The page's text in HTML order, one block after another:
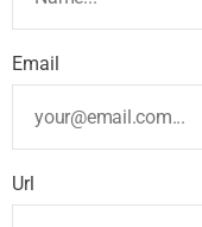
Email
Url